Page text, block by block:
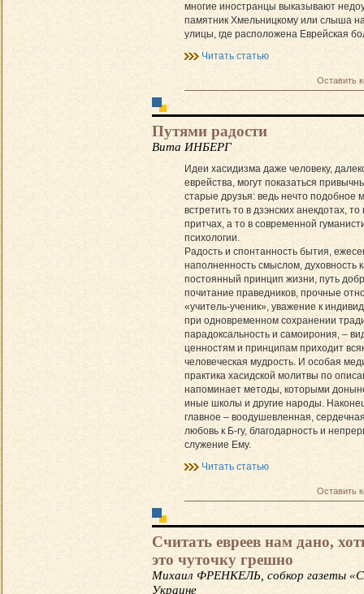
многие иностранцы выказывают
памятник Хмельницкому или слыша
улицы, где расположена Еврейская
Читать статью
Оставить
Путями радости
Вита ИНБЕРГ
Идеи хасидизма даже человеку,
еврейства, могут показаться
старые друзья: ведь нечто подобное
встретить то в дзэнских анекдотах, то
притчах, а то в современной
психологии.
Радость и спонтанность бытия,
наполненность смыслом, духовность
постоянный принцип жизни, путь
почитание праведников, проч­ные
«учитель-ученик», уважение к
при одновременном сохранении
парадоксальность и самоирония, –
ценностям и принципам приходит
человеческая мудрость. И особая
практика хасидской молитвы по
напоминает методы, которыми
иные школы и другие народы.
главное – воодушевленная,
любовь к Б-гу, благодарность и
служение Ему.
Читать статью
Оставить
Считать евреев нам дано,
это чуточку грешно
Михаил ФРЕНКЕЛЬ, собкор газеты
Украине